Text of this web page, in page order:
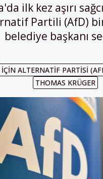
ilk kez aşırı
Partili (AfD)
belediye başkanı
ALTERNATIF PARTISI
THOMAS KRÜGER